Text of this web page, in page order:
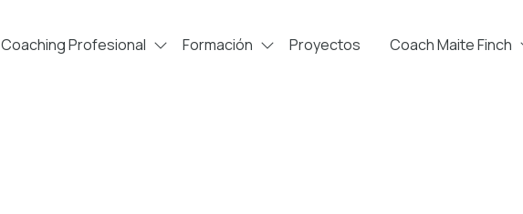
Coaching Profesional Formación Proyectos Coach Maite Finch